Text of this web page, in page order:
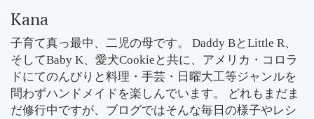
Kana
子育て真っ最中、二児の母です。 Daddy BとLittle R、
そしてBaby K、愛犬Cookieと共に、アメリカ・コロラ
ドにてのんびりと料理・手芸・日曜大工等ジャンルを
問わずハンドメイドを楽しんでいます。 どれもまだま
だ修行中ですが、ブログではそんな毎日の様子やレシ